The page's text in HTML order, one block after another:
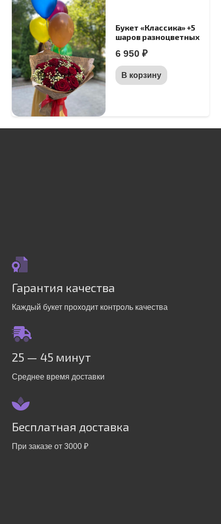
Букет «Классика» +5
шаров разноцветных
6 950 ₽
В корзину
Гарантия качества
Каждый букет проходит контроль качества
25 — 45 минут
Среднее время доставки
Бесплатная доставка
При заказе от 3000 ₽